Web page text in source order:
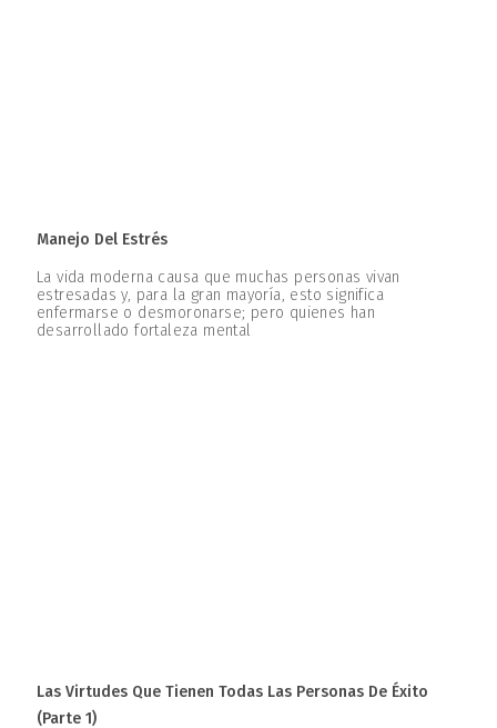
Manejo Del Estrés
La vida moderna causa que muchas personas vivan
estresadas y, para la gran mayoría, esto significa
enfermarse o desmoronarse; pero quienes han
desarrollado fortaleza mental
Las Virtudes Que Tienen Todas Las Personas De Éxito
(parte 1)